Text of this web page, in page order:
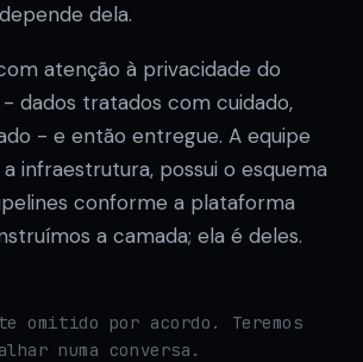
dela.
atenção à privacidade do
dados tratados com cuidado,
- e então entregue. A equipe
infraestrutura, possui o esquema
conforme a plataforma
a camada; ela é deles.
omitido por acordo. Teremos
numa conversa.